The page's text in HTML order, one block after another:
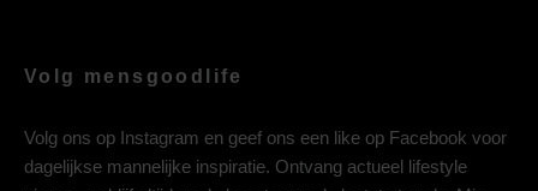
Volg mensgoodlife
Volg ons op Instagram en geef ons een like op Facebook voor
dagelijkse mannelijke inspiratie. Ontvang actueel lifestyle